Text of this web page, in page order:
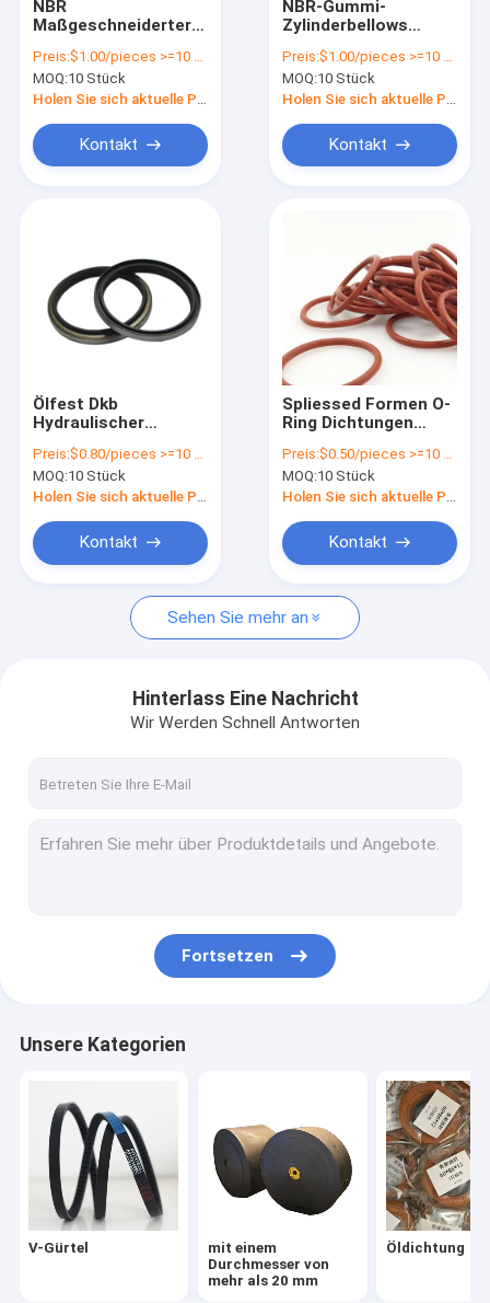
Videos
Über uns
Nachrichten
mit einem Durchmesser von mehr als 20 mm
Öldichtung
Staubdichtungsring
hydraulischer Schlauch
ungrouped
OEM-Siegelring
NBR
Maßgeschneiderter
Ölbeständiger O-Ring
aus PTFE für
Schiffs-
Preis:$1.00/pieces >=10 pieces
MOQ:10 Stück
Holen Sie sich aktuelle Preis
Kontakt
NBR-Gummi-
Zylinderbellows
in jeder Farbe für
Leistung
Preis:$1.00/pieces >=10 pieces
MOQ:10 Stück
Holen Sie sich aktuelle Preis
Kontakt
Ölfest Dkb
Hydraulischer
Staubwischer
Kolbenstange
Hauptdichtung in
Preis:$0.80/pieces >=10 pieces
MOQ:10 Stück
Holen Sie sich aktuelle Preis
Kontakt
Spliessed Formen O-
Ring Dichtungen
FKM FPM Material Art
für alle
Industriezweige
Preis:$0.50/pieces >=10 pieces
MOQ:10 Stück
Holen Sie sich aktuelle Preis
Kontakt
Sehen Sie mehr an
Hinterlass Eine Nachricht
Wir Werden Schnell Antworten
Fortsetzen
Unsere Kategorien
V-Gürtel
mit einem
Durchmesser von
mehr als 20 mm
Öldichtung